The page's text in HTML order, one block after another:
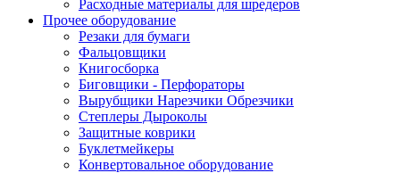
Расходные материалы для шредеров
Прочее оборудование
Резаки для бумаги
Фальцовщики
Книгосборка
Биговщики - Перфораторы
Вырубщики Нарезчики Обрезчики
Степлеры Дыроколы
Защитные коврики
Буклетмейкеры
Конвертовальное оборудование